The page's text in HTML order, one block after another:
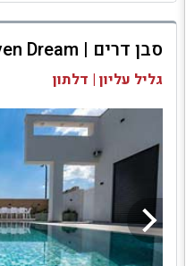
למתחם זה
בדיקת זמינות ומחירים
סבן דרים | Seven Dream
גליל עליון | דלתון